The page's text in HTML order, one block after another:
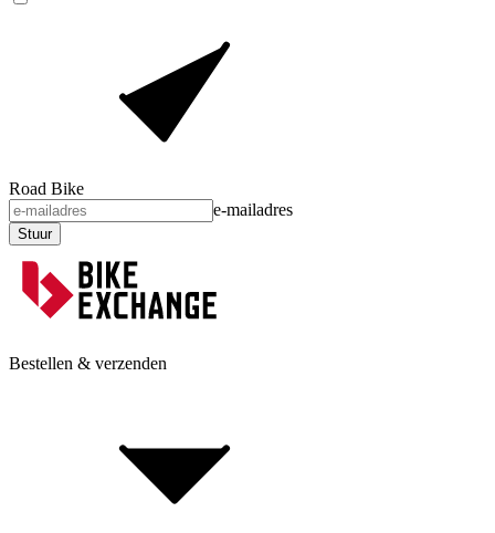
Road Bike
e-mailadres
Stuur
Bestellen & verzenden